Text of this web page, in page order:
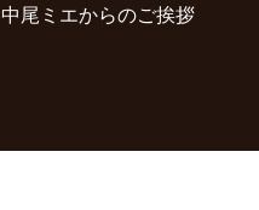
中尾ミエからのご挨拶